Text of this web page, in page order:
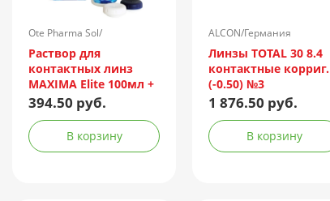
Ote Pharma Sol/
Нидерланды
Раствор для
контактных линз
MAXIMA Elite 100мл +
контейнер
394.50 руб.
В корзину
ALCON/Германия
Линзы TOTAL 30 8.4
контактные корриг.
(-0.50) №3
1 876.50 руб.
В корзину